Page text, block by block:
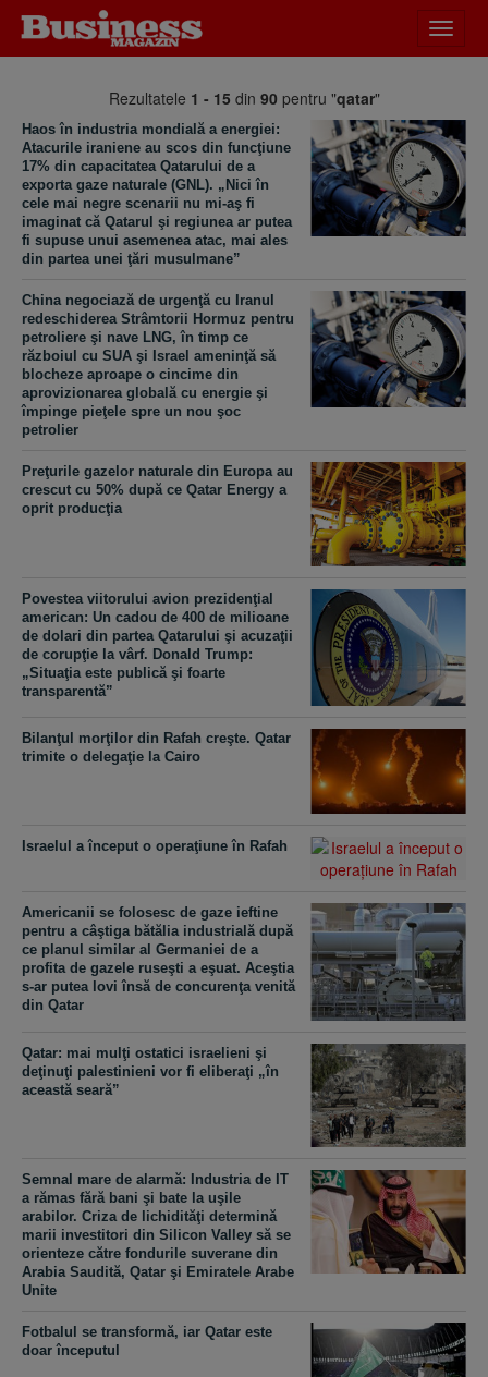
meniu
Rezultatele 1 - 15 din 90 pentru "qatar"
Haos în industria mondială a energiei:
Atacurile iraniene au scos din funcţiune
17% din capacitatea Qatarului de a
exporta gaze naturale (GNL). „Nici în
cele mai negre scenarii nu mi-aş fi
imaginat că Qatarul şi regiunea ar putea
fi supuse unui asemenea atac, mai ales
din partea unei ţări musulmane”
China negociază de urgenţă cu Iranul
redeschiderea Strâmtorii Hormuz pentru
petroliere şi nave LNG, în timp ce
războiul cu SUA şi Israel ameninţă să
blocheze aproape o cincime din
aprovizionarea globală cu energie şi
împinge pieţele spre un nou şoc
petrolier
Preţurile gazelor naturale din Europa au
crescut cu 50% după ce Qatar Energy a
oprit producţia
Povestea viitorului avion prezidenţial
american: Un cadou de 400 de milioane
de dolari din partea Qatarului şi acuzaţii
de corupţie la vârf. Donald Trump:
„Situaţia este publică şi foarte
transparentă”
Bilanţul morţilor din Rafah creşte. Qatar
trimite o delegaţie la Cairo
Israelul a început o operaţiune în Rafah
Americanii se folosesc de gaze ieftine
pentru a câştiga bătălia industrială după
ce planul similar al Germaniei de a
profita de gazele ruseşti a eşuat. Aceştia
s-ar putea lovi însă de concurenţa venită
din Qatar
Qatar: mai mulţi ostatici israelieni şi
deţinuţi palestinieni vor fi eliberaţi „în
această seară”
Semnal mare de alarmă: Industria de IT
a rămas fără bani şi bate la uşile
arabilor. Criza de lichidităţi determină
marii investitori din Silicon Valley să se
orienteze către fondurile suverane din
Arabia Saudită, Qatar şi Emiratele Arabe
Unite
Fotbalul se transformă, iar Qatar este
doar începutul